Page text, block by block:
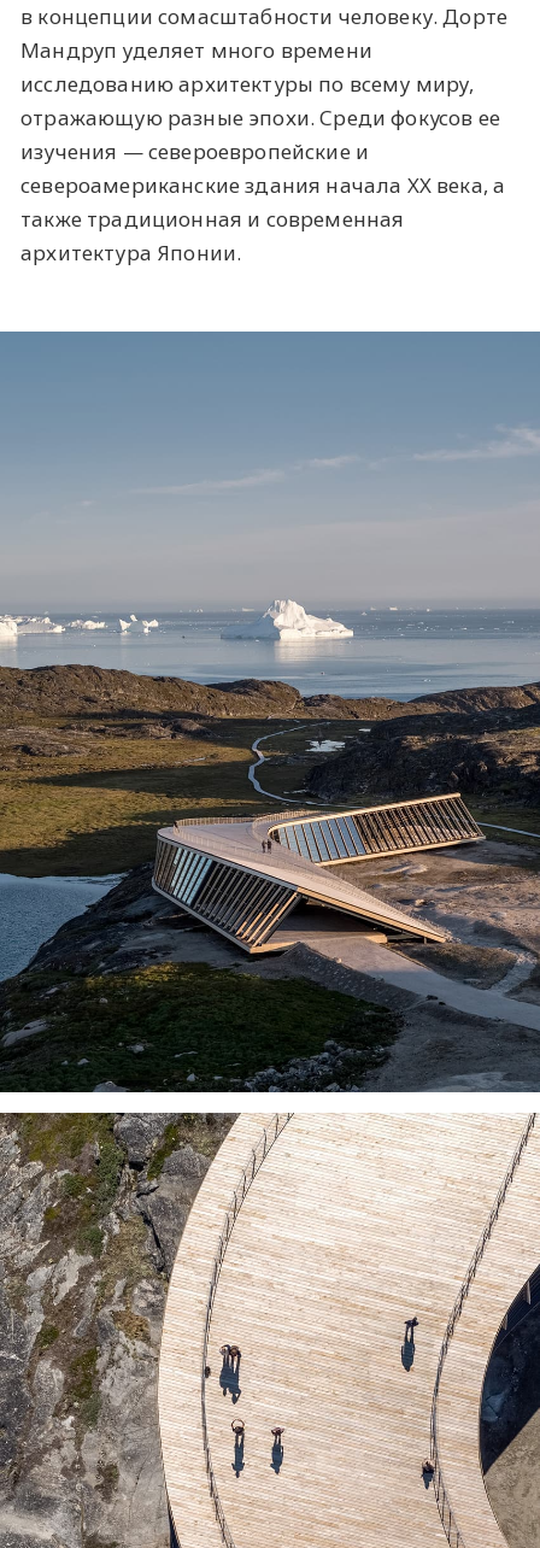
в концепции сомасштабности человеку. Дорте
Мандруп уделяет много времени
исследованию архитектуры по всему миру,
отражающую разные эпохи. Среди фокусов ее
изучения — североевропейские и
североамериканские здания начала XX века, а
также традиционная и современная
архитектура Японии.